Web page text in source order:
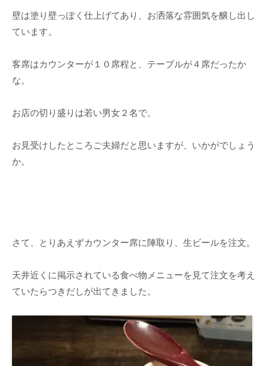
壁は塗り壁っぽく仕上げてあり、お洒落な雰囲気を醸し出し
ています。
客席はカウンターが１０席程と、テーブルが４席だったか
な。
お店の切り盛りは若い男女２名で。
お見受けしたところご夫婦だと思いますが、いかがでしょう
か。
さて、とりあえずカウンター席に陣取り、生ビールを注文。
天井近くに掲示されている食べ物メニューを見て注文を考え
ていたらつきだしが出てきました。